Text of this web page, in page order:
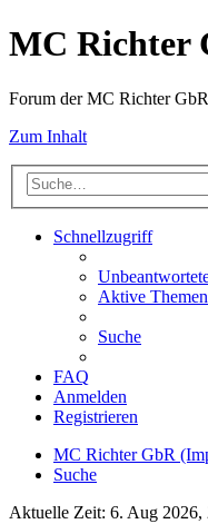
MC Richter
Forum der MC Richter GbR
Zum Inhalt
Schnellzugriff
Aktive Themen
Suche
FAQ
Anmelden
Registrieren
MC Richter GbR
Suche
Aktuelle Zeit: 6. Aug 2026,